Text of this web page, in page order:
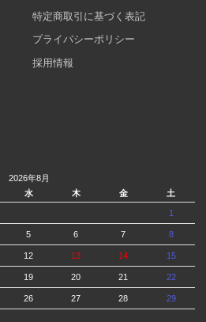
特定商取引に基づく表記
プライバシーポリシー
採用情報
2026年8月
水 木 金 土
1
5 6 7 8
12 13 14 15
19 20 21 22
26 27 28 29